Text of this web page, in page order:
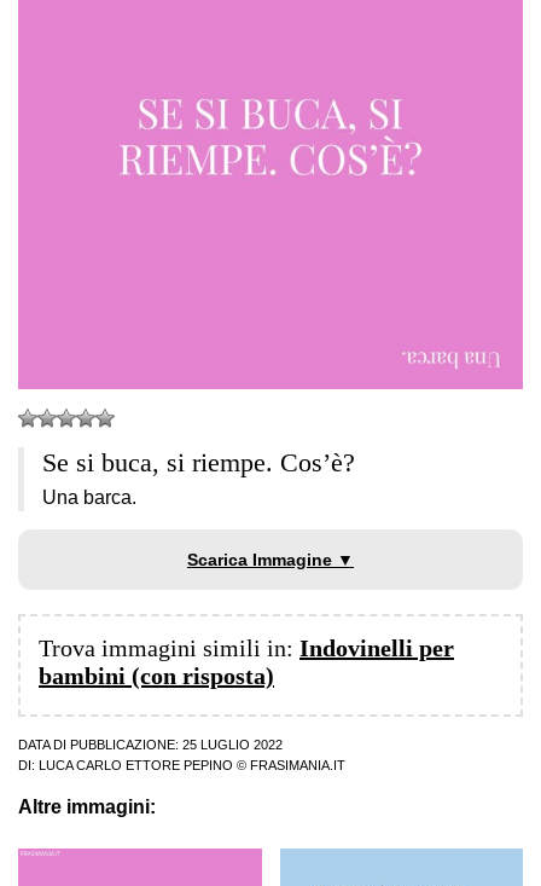
Se si buca, si riempe. Cos’è?
Una barca.
Scarica Immagine ▼
Trova immagini simili in: Indovinelli per
bambini (con risposta)
DATA DI PUBBLICAZIONE: 25 LUGLIO 2022
DI:
LUCA CARLO ETTORE PEPINO © FRASIMANIA.IT
Altre immagini: